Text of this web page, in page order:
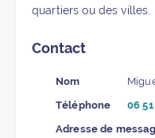
quartiers ou des villes.
Contact
Nom
Téléphone
06
Adresse de